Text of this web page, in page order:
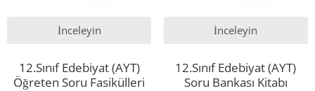
İnceleyin
12.Sınıf Edebiyat (AYT)
Öğreten Soru Fasikülleri
İnceleyin
12.Sınıf Edebiyat (AYT)
Soru Bankası Kitabı